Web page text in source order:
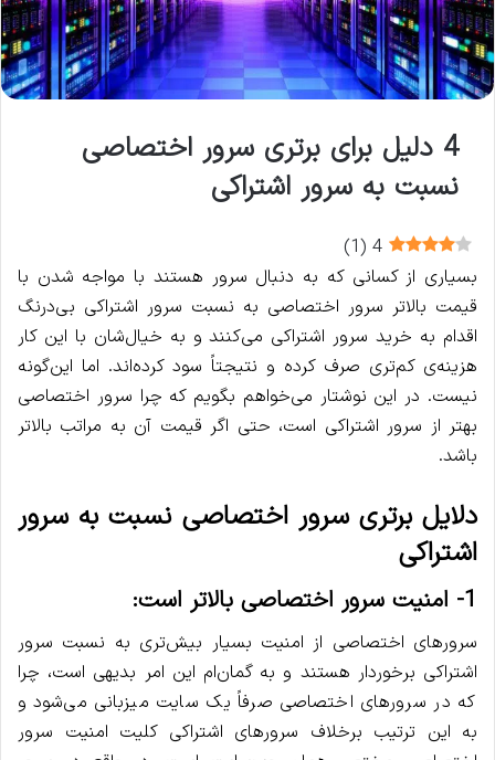
4 دلیل برای برتری سرور اختصاصی
نسبت به سرور اشتراکی
4
(
1
)
بسیاری از کسانی که به دنبال سرور هستند با مواجه شدن با
قیمت بالاتر سرور اختصاصی به نسبت سرور اشتراکی بی‌درنگ
اقدام به خرید سرور اشتراکی می‌کنند و به خیال‌شان با این کار
هزینه‌ی کم‌تری صرف کرده و نتیجتاً سود کرده‌اند. اما این‌گونه
نیست. در این نوشتار می‌خواهم بگویم که چرا سرور اختصاصی
بهتر از سرور اشتراکی است، حتی اگر قیمت آن به مراتب بالاتر
باشد.
دلایل برتری سرور اختصاصی نسبت به سرور
اشتراکی
1- امنیت سرور اختصاصی بالاتر است:
سرورهای اختصاصی از امنیت بسیار بیش‌تری به نسبت سرور
اشتراکی برخوردار هستند و به گمان‌ام این امر بدیهی است، چرا
که در سرورهای اختصاصی صرفاً یک سایت میزبانی می‌شود و
به این ترتیب برخلاف سرورهای اشتراکی کلیت امنیت سرور